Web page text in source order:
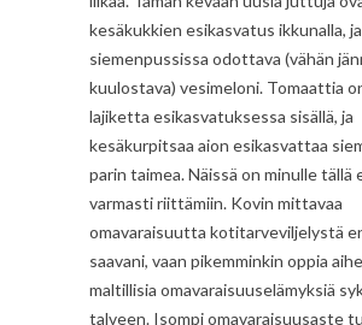
kesäkukkien esikasvatus ikkunalla, ja
siemenpussissa odottava (vähän
kuulostava) vesimeloni. Tomaattia
lajiketta esikasvatuksessa sisällä, ja
kesäkurpitsaa aion esikasvattaa
parin taimea. Näissä on minulle tällä
varmasti riittämiin. Kovin mittavaa
omavaraisuutta kotitarveviljelystä
saavani, vaan pikemminkin oppia
maltillisia omavaraisuuselämyksiä
talveen. Isompi omavaraisuusaste